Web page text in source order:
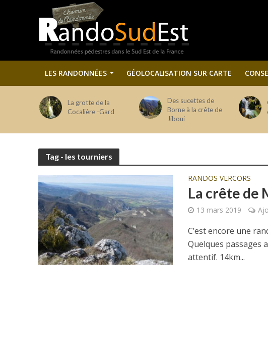
LES RANDONNÉES GÉOLOCALISATION SUR CARTE
La grotte de la
Cocalière -Gard
Des sucettes de
Borne à la crête de
Jiboui
Tag - les tourniers
RANDOS VERCORS
La crête de
13 mars 2019
C’est encore une
Quelques passages
attentif. 14km...